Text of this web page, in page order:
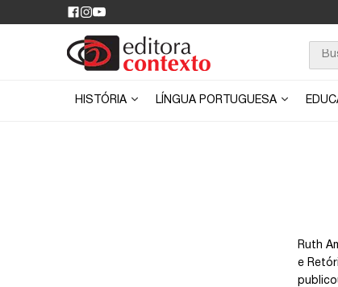
HISTÓRIA LÍNGUA PORTUGUESA
Ruth
e